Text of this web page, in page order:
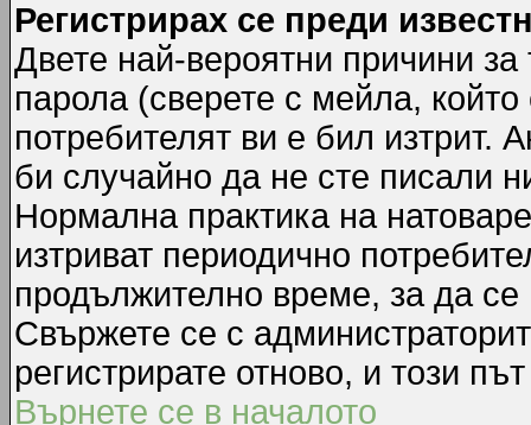
Регистрирах се преди
Двете най-вероятни причини
парола (сверете с мейла,
потребителят ви е бил изтрит.
би случайно да не сте писали
Нормална практика на
изтриват периодично
продължително време, за да
Свържете се с
регистрирате отново, и този
Върнете се в началото